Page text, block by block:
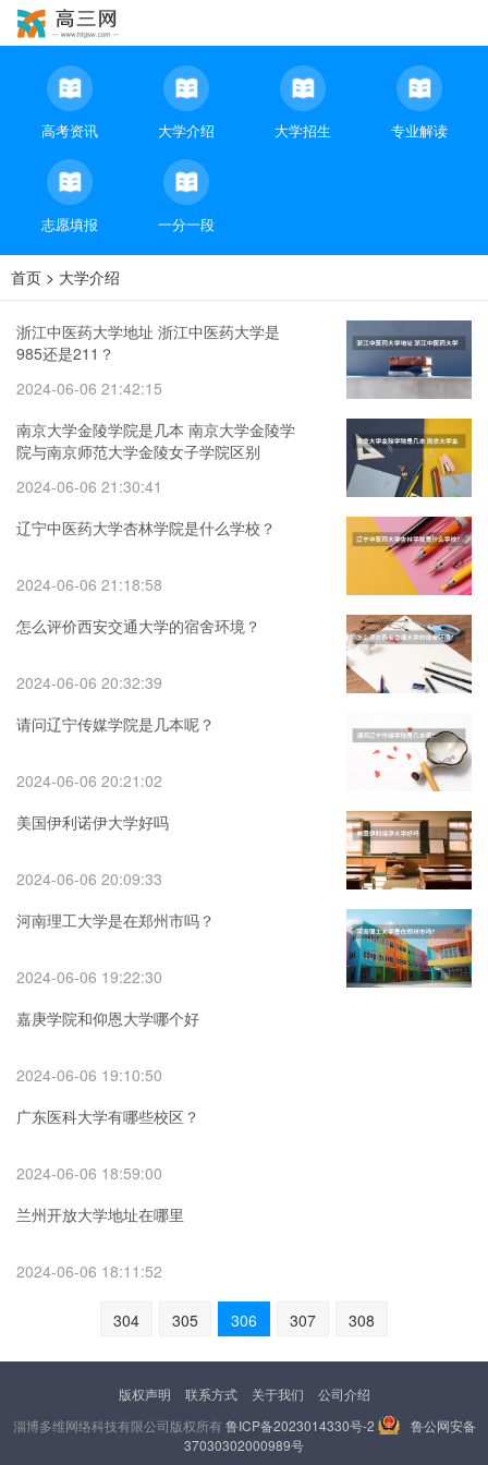
高考资讯 大学介绍 大学招生 专业解读
志愿填报 一分一段
首页 > 大学介绍
浙江中医药大学地址 浙江中医药大学是
985还是211？
2024-06-06 21:42:15
南京大学金陵学院是几本 南京大学金陵学
院与南京师范大学金陵女子学院区别
2024-06-06 21:30:41
辽宁中医药大学杏林学院是什么学校？
2024-06-06 21:18:58
怎么评价西安交通大学的宿舍环境？
2024-06-06 20:32:39
请问辽宁传媒学院是几本呢？
2024-06-06 20:21:02
美国伊利诺伊大学好吗
2024-06-06 20:09:33
河南理工大学是在郑州市吗？
2024-06-06 19:22:30
嘉庚学院和仰恩大学哪个好
2024-06-06 19:10:50
广东医科大学有哪些校区？
2024-06-06 18:59:00
兰州开放大学地址在哪里
2024-06-06 18:11:52
304 305 306 307 308
版权声明 联系方式 关于我们
公司介绍
淄博多维网络科技有限公司版权所有鲁ICP备2023014330号-2
鲁公网安备
37030302000989号